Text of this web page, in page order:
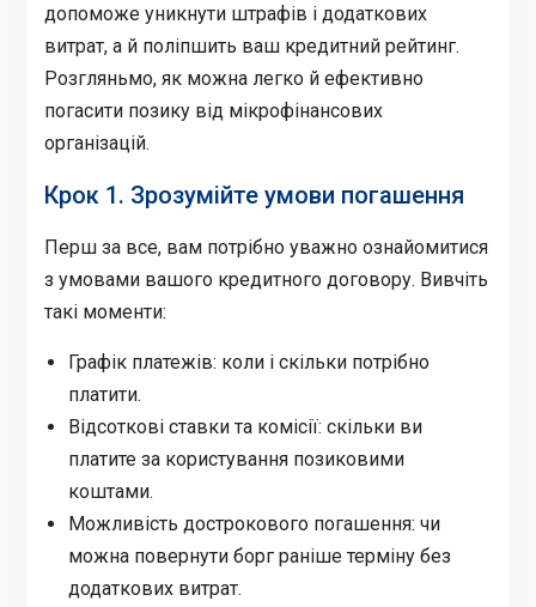
допоможе уникнути штрафів і додаткових
витрат, а й поліпшить ваш кредитний рейтинг.
Розгляньмо, як можна легко й ефективно
погасити позику від мікрофінансових
організацій.
Крок 1. Зрозумійте умови погашення
Перш за все, вам потрібно уважно ознайомитися
з умовами вашого кредитного договору. Вивчіть
такі моменти:
Графік платежів: коли і скільки потрібно
платити.
Відсоткові ставки та комісії: скільки ви
платите за користування позиковими
коштами.
Можливість дострокового погашення: чи
можна повернути борг раніше терміну без
додаткових витрат.